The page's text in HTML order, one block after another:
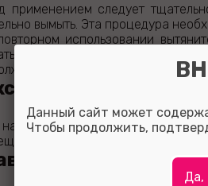
применением следует
вымыть. Эта процедура
использовании
это не получается,
использование.
во время ношения
члене есть ранки или
а рекомендуется.
питание
Данный сайт может
Чтобы продолжить,
Да,